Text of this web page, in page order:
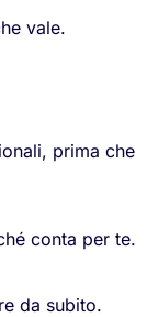
vale.
prima che
conta per te.
da subito.